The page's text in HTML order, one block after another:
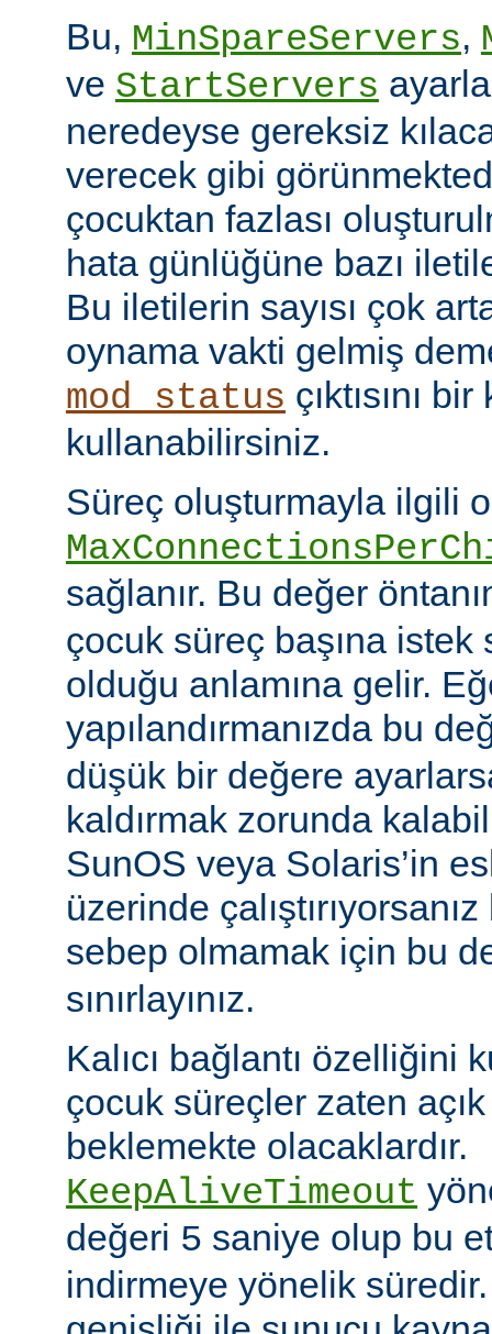
Bu, MinSpareServers,
ve StartServers
neredeyse gereksiz
verecek gibi
çocuktan fazlası
hata günlüğüne bazı
Bu iletilerin sayısı çok
oynama vakti gelmiş
mod_status çıktısını
kullanabilirsiniz.
Süreç oluşturmayla ilgili
sağlanır. Bu değer
çocuk süreç başına istek
olduğu anlamına gelir.
yapılandırmanızda bu
düşük bir değere
kaldırmak zorunda
SunOS veya Solaris’in
üzerinde
sebep olmamak için bu
sınırlayınız.
Kalıcı bağlantı özelliğini
çocuk süreçler zaten
beklemekte olacaklardır.
KeepAliveTimeout
değeri 5 saniye olup bu
indirmeye yönelik